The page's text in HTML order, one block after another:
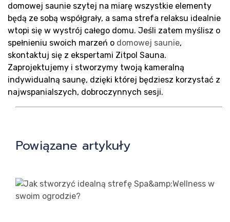
domowej saunie szytej na miarę wszystkie elementy
będą ze sobą współgrały, a sama strefa relaksu idealnie
wtopi się w wystrój całego domu. Jeśli zatem myślisz o
spełnieniu swoich marzeń o domowej saunie,
skontaktuj się z ekspertami Zitpol Sauna.
Zaprojektujemy i stworzymy twoją kameralną
indywidualną saunę, dzięki której będziesz korzystać z
najwspanialszych, dobroczynnych sesji.
Powiązane artykuły